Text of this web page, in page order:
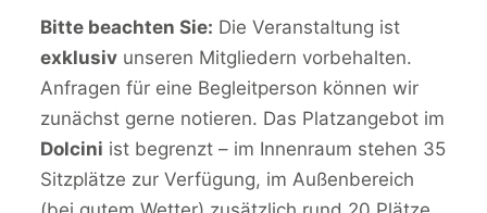
Bitte beachten Sie: Die Veranstaltung ist
exklusivunseren Mitgliedern vorbehalten.
Anfragen für eine Begleitperson können wir
zunächst gerne notieren. Das Platzangebot im
Dolcini ist begrenzt – im Innenraum stehen 35
Sitzplätze zur Verfügung, im Außenbereich